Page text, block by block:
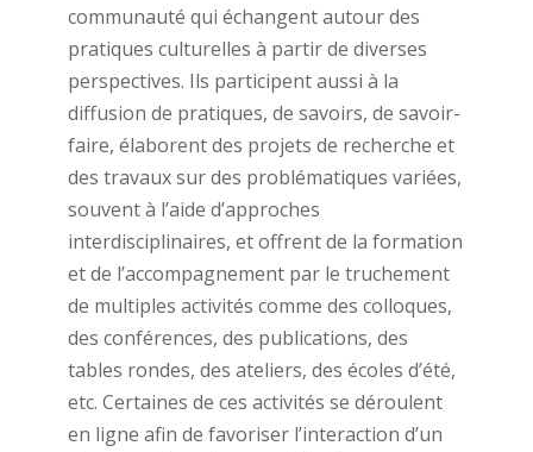
communauté qui échangent autour des
pratiques culturelles à partir de diverses
perspectives. Ils participent aussi à la
diffusion de pratiques, de savoirs, de savoir-
faire, élaborent des projets de recherche et
des travaux sur des problématiques variées,
souvent à l’aide d’approches
interdisciplinaires, et offrent de la formation
et de l’accompagnement par le truchement
de multiples activités comme des colloques,
des conférences, des publications, des
tables rondes, des ateliers, des écoles d’été,
etc. Certaines de ces activités se déroulent
en ligne afin de favoriser l’interaction d’un